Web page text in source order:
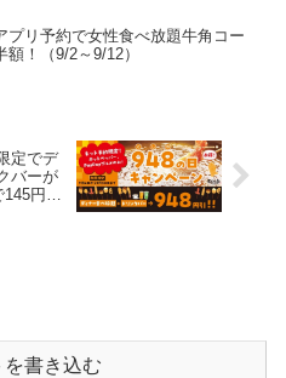
プリ予約で女性食べ放題牛角コー
額！（9/2～9/12）
定でデ
バーが
円ま
を書き込む